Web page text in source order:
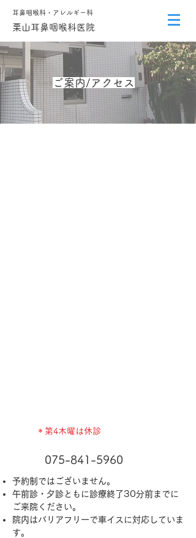
​耳鼻咽喉科・アレルギー科
​栗山耳鼻咽喉科医院
ご案内/アクセス
＊第4木曜は休診
075-841-5960
予約制ではございません。
午前診・夕診ともに診療終了30分前までに
ご来院ください。
院内はバリアフリーで車イスに対応していま
す。